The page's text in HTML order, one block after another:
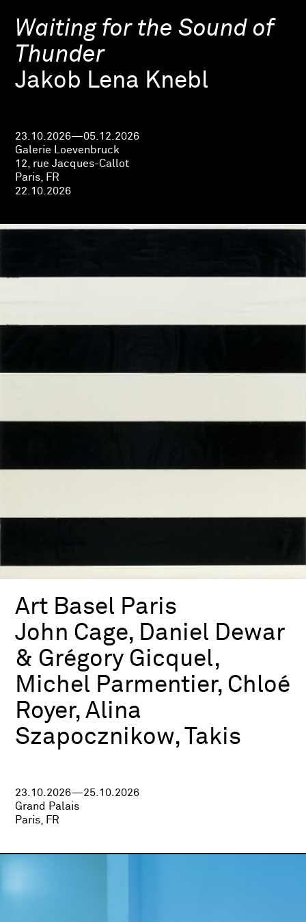
Waiting for the Sound of
Thunder
Jakob Lena Knebl
23.10.2026—05.12.2026
Galerie Loevenbruck
12, rue Jacques-Callot
Paris, FR
22.10.2026
Art Basel Paris
John Cage, Daniel Dewar
& Grégory Gicquel,
Michel Parmentier, Chloé
Royer, Alina
Szapocznikow, Takis
23.10.2026—25.10.2026
Grand Palais
Paris, FR